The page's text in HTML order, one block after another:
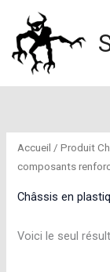
contenu
Accueil / Produit
composants
Châssis en
Voici le seul